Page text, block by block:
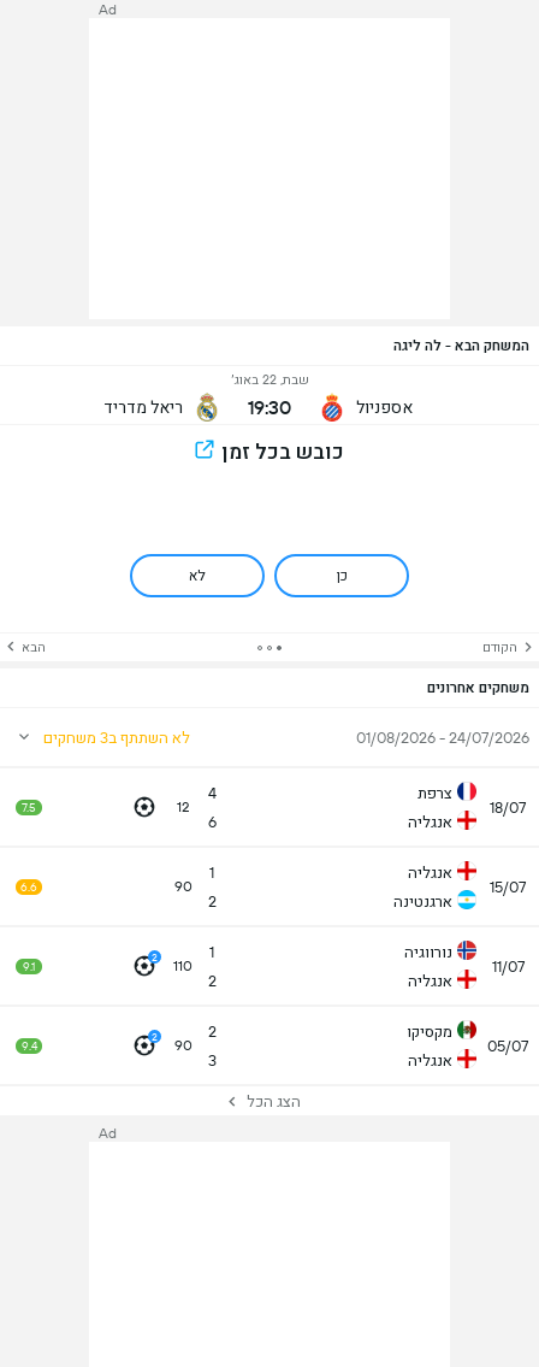
Ad
המשחק הבא - לה ליגה
אספניול
שבת, 22 באוג׳
19:30 ריאל מדריד
כובש בכל זמן
כן לא
הקודם הבא
משחקים אחרונים
24/07/2026 - 01/08/2026 לא השתתף ב3 משחקים
18/07
צרפת
אנגליה
4
6
12
7.5
15/07
אנגליה
ארגנטינה
1
2
90
6.6
11/07
נורווגיה
אנגליה
1
2
110
2
9.1
05/07
מקסיקו
אנגליה
2
3
90
2
9.4
הצג הכל
Ad